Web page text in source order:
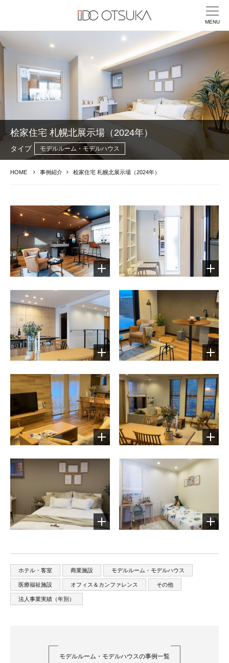
MENU
桧家住宅 札幌北展示場（2024年）
タイプ モデルルーム・モデルハウス
HOME 事例紹介 桧家住宅 札幌北展示場（2024年）
ホテル・客室 商業施設 モデルルーム・モデルハウス
医療福祉施設 オフィス＆カンファレンス その他
法人事業実績（年別）
モデルルーム・モデルハウスの事例一覧